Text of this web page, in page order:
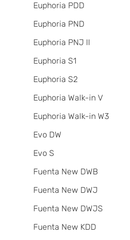
Euphoria PDD
Euphoria PND
Euphoria PNJ II
Euphoria S1
Euphoria S2
Euphoria Walk-in V
Euphoria Walk-in W3
Evo DW
Evo S
Fuenta New DWB
Fuenta New DWJ
Fuenta New DWJS
Fuenta New KDD